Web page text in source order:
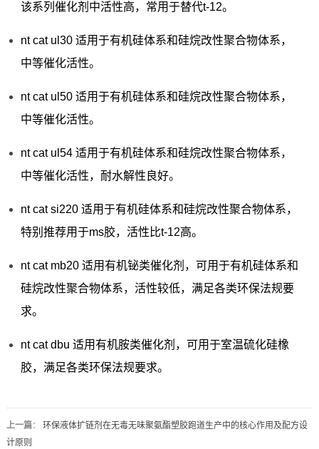
该系列催化剂中活性高，常用于替代t-12。
nt cat ul30 适用于有机硅体系和硅烷改性聚合物体系，
中等催化活性。
nt cat ul50 适用于有机硅体系和硅烷改性聚合物体系，
中等催化活性。
nt cat ul54 适用于有机硅体系和硅烷改性聚合物体系，
中等催化活性，耐水解性良好。
nt cat si220 适用于有机硅体系和硅烷改性聚合物体系，
特别推荐用于ms胶，活性比t-12高。
nt cat mb20 适用有机铋类催化剂，可用于有机硅体系和
硅烷改性聚合物体系，活性较低，满足各类环保法规要
求。
nt cat dbu 适用有机胺类催化剂，可用于室温硫化硅橡
胶，满足各类环保法规要求。
上一篇： 环保液体扩链剂在无毒无味聚氨酯塑胶跑道生产中的核心作用及配方设
计原则